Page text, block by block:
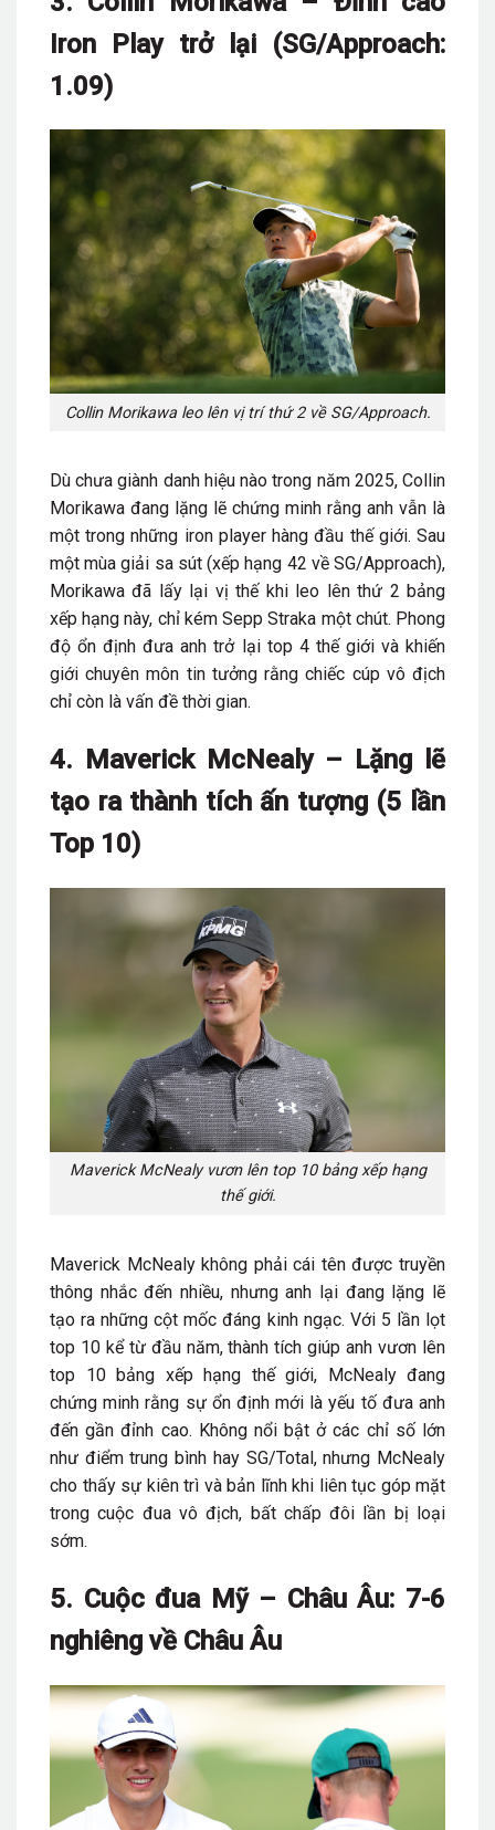
Iron Play trở lại (SG/Approach:
1.09)
Collin Morikawa leo lên vị trí thứ 2 về SG/Approach.
Dù chưa giành danh hiệu nào trong năm 2025, Collin
Morikawa đang lặng lẽ chứng minh rằng anh vẫn là
một trong những iron player hàng đầu thế giới. Sau
một mùa giải sa sút (xếp hạng 42 về SG/Approach),
Morikawa đã lấy lại vị thế khi leo lên thứ 2 bảng
xếp hạng này, chỉ kém Sepp Straka một chút. Phong
độ ổn định đưa anh trở lại top 4 thế giới và khiến
giới chuyên môn tin tưởng rằng chiếc cúp vô địch
chỉ còn là vấn đề thời gian.
4. Maverick McNealy – Lặng lẽ
tạo ra thành tích ấn tượng (5 lần
Top 10)
Maverick McNealy vươn lên top 10 bảng xếp hạng
thế giới.
Maverick McNealy không phải cái tên được truyền
thông nhắc đến nhiều, nhưng anh lại đang lặng lẽ
tạo ra những cột mốc đáng kinh ngạc. Với 5 lần lọt
top 10 kể từ đầu năm, thành tích giúp anh vươn lên
top 10 bảng xếp hạng thế giới, McNealy đang
chứng minh rằng sự ổn định mới là yếu tố đưa anh
đến gần đỉnh cao. Không nổi bật ở các chỉ số lớn
như điểm trung bình hay SG/Total, nhưng McNealy
cho thấy sự kiên trì và bản lĩnh khi liên tục góp mặt
trong cuộc đua vô địch, bất chấp đôi lần bị loại
sớm.
5. Cuộc đua Mỹ – Châu Âu: 7-6
nghiêng về Châu Âu